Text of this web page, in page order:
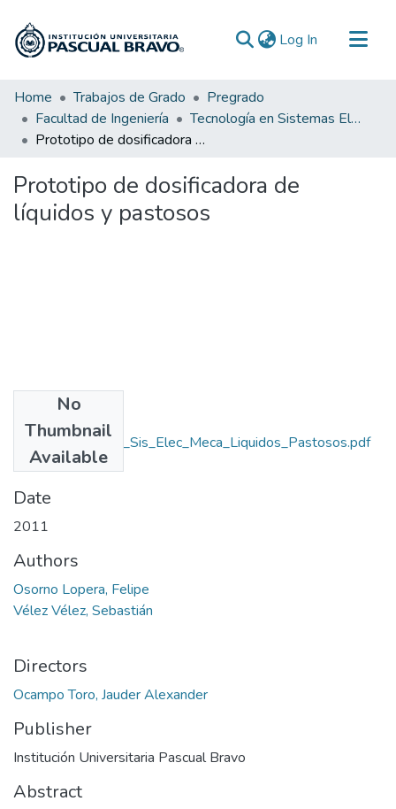
Log In (current)
Communities & Collections
All of DSpace
Statistics
Home Trabajos de Grado
Pregrado
Facultad de Ingeniería
Tecnología en Sistemas Electromecánicos
Prototipo de dosificadora de líquidos y pastosos
Prototipo de dosificadora de
líquidos y pastosos
No
Thumbnail
Available
Rep_IUPB_Tec_Sis_Elec_Meca_Liquidos_Pastosos.pdf
(1.96 MB)
Date
2011
Authors
Osorno Lopera, Felipe
Vélez Vélez, Sebastián
Directors
Ocampo Toro, Jauder Alexander
Publisher
Institución Universitaria Pascual Bravo
Abstract